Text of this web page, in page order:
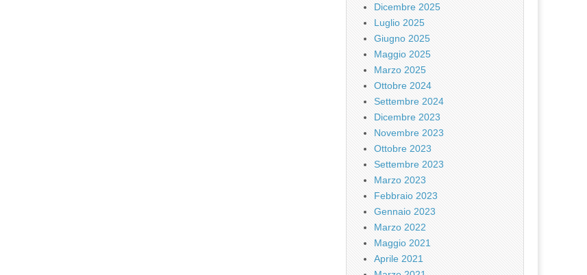
Dicembre 2025
Luglio 2025
Giugno 2025
Maggio 2025
Marzo 2025
Ottobre 2024
Settembre 2024
Dicembre 2023
Novembre 2023
Ottobre 2023
Settembre 2023
Marzo 2023
Febbraio 2023
Gennaio 2023
Marzo 2022
Maggio 2021
Aprile 2021